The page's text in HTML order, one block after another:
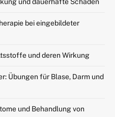
bei eingebildeter
und deren Wirkung
Übungen für Blase, Darm und
und Behandlung von